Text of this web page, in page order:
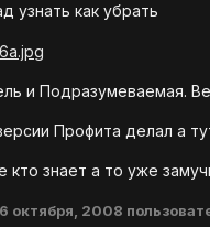
узнать как убрать
и Подразумеваемая.
Профита делал а
кто знает а то уже
октября, 2008